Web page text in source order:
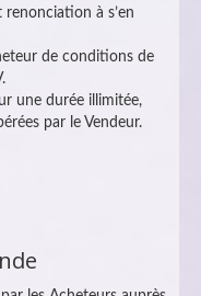
à s’en
de conditions de
une durée illimitée,
par le Vendeur.